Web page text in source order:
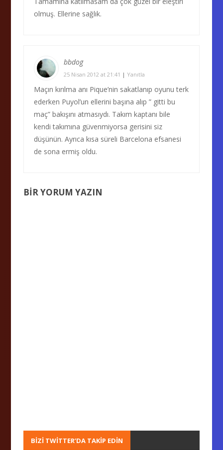
olmuş. Ellerine sağlık.
bbdog
25 Nisan 2012 at 21:41 |Yanıtla
Maçın kırılma anı Pique’nin sakatlanıp oyunu terk
ederken Puyol’un ellerini başına alıp ” gitti bu
maç” bakışını atmasıydı. Takım kaptanı bile
kendi takımına güvenmiyorsa gerisini siz
düşünün. Ayrıca kısa süreli Barcelona efsanesi
de sona ermiş oldu.
BIR YORUM YAZIN
BIZI TWITTER’DA TAKIP EDIN